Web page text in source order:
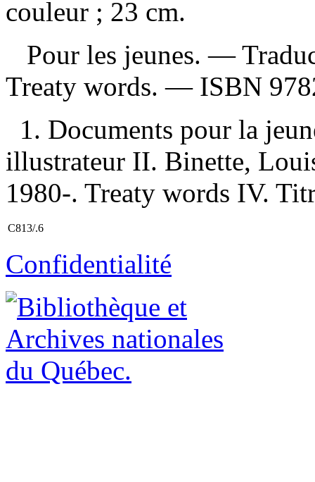
couleur ; 23 cm.
Pour les jeunes. —
Treaty words. — ISBN
1. Documents pour la
illustrateur II. Binette,
1980-. Treaty words IV.
C813/.6
Confidentialité